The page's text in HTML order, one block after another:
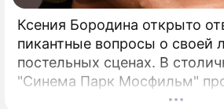
Ксения Бородина открыто
пикантные вопросы о своей
постельных сценах. В
"Синема Парк Мосфильм"
показ романтической